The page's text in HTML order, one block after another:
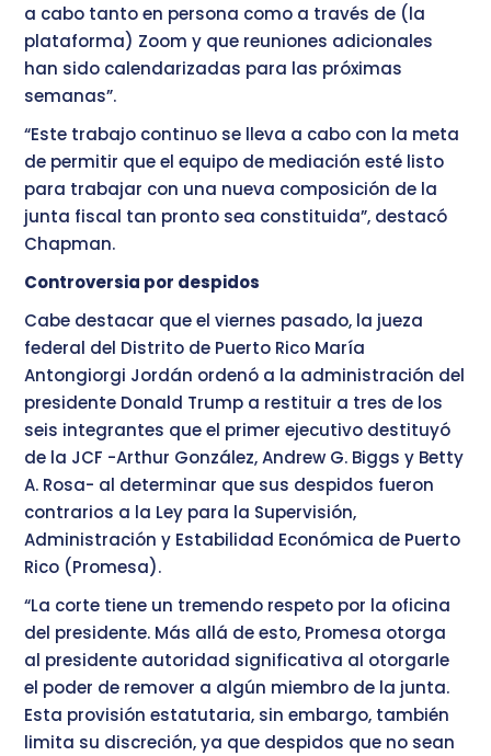
a cabo tanto en persona como a través de (la
plataforma) Zoom y que reuniones adicionales
han sido calendarizadas para las próximas
semanas”.
“Este trabajo continuo se lleva a cabo con la meta
de permitir que el equipo de mediación esté listo
para trabajar con una nueva composición de la
junta fiscal tan pronto sea constituida”, destacó
Chapman.
Controversia por despidos
Cabe destacar que el viernes pasado, la jueza
federal del Distrito de Puerto Rico María
Antongiorgi Jordán ordenó a la administración del
presidente Donald Trump a restituir a tres de los
seis integrantes que el primer ejecutivo destituyó
de la JCF -Arthur González, Andrew G. Biggs y Betty
A. Rosa- al determinar que sus despidos fueron
contrarios a la Ley para la Supervisión,
Administración y Estabilidad Económica de Puerto
Rico (Promesa).
“La corte tiene un tremendo respeto por la oficina
del presidente. Más allá de esto, Promesa otorga
al presidente autoridad significativa al otorgarle
el poder de remover a algún miembro de la junta.
Esta provisión estatutaria, sin embargo, también
limita su discreción, ya que despidos que no sean